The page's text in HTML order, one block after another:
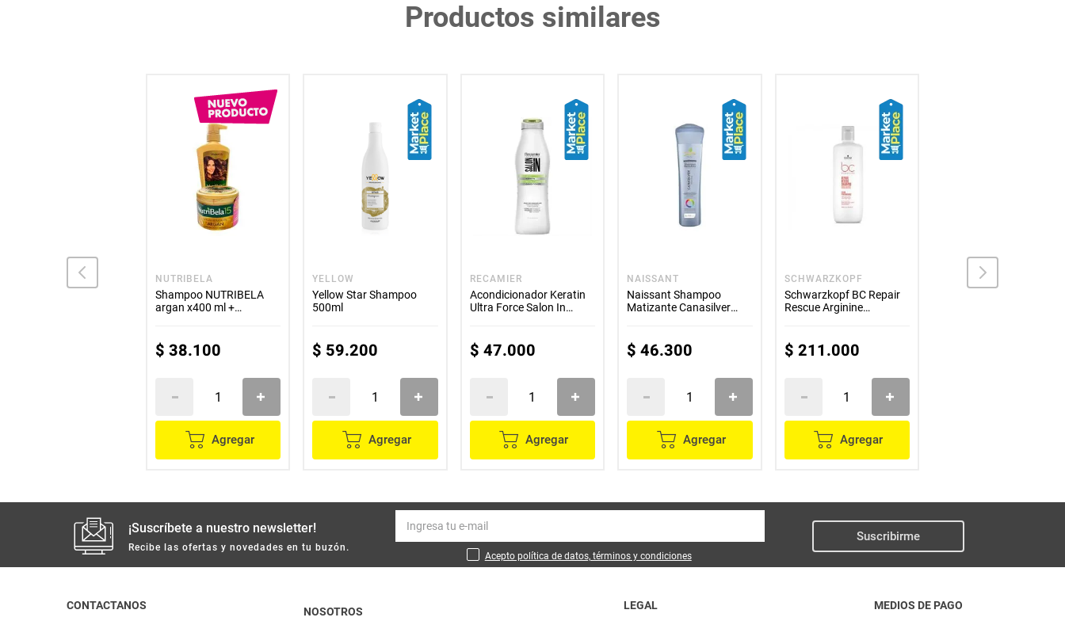
Productos similares
NUTRIBELA
Shampoo NUTRIBELA
argan x400 ml +
$ 38.100
Agregar
YELLOW
Yellow Star Shampoo
500ml
$ 59.200
Agregar
RECAMIER
Acondicionador Keratin
Ultra Force Salon In
$ 47.000
Agregar
NAISSANT
Naissant Shampoo
Matizante Canasilver
$ 46.300
Agregar
SCHWARZKOPF
Schwarzkopf BC Repair
Rescue Arginine
$ 211.000
Agregar
LOREAL
¡Suscríbete a nuestro newsletter!
Recibe las ofertas y novedades en tu buzón.
Acepto política de datos, términos y condiciones
Suscribirme
CONTACTANOS NOSOTROS LEGAL MEDIOS DE PAGO